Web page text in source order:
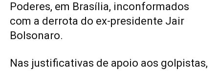
Poderes, em Brasília, inconformados
com a derrota do ex-presidente Jair
Bolsonaro.
Nas justificativas de apoio aos golpistas,